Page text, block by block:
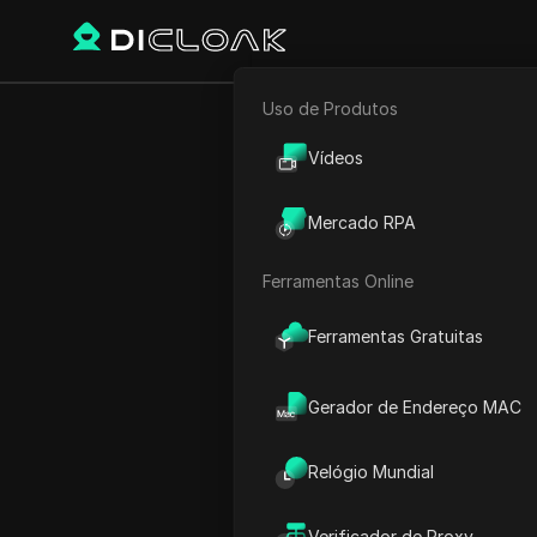
E-commerce
Uso de Produtos
Vídeos
Mercado RPA
Ferramentas Online
Ferramentas Gratuitas
Gerador de Endereço MAC
Relógio Mundial
Como
Play Video:Como Corrigir